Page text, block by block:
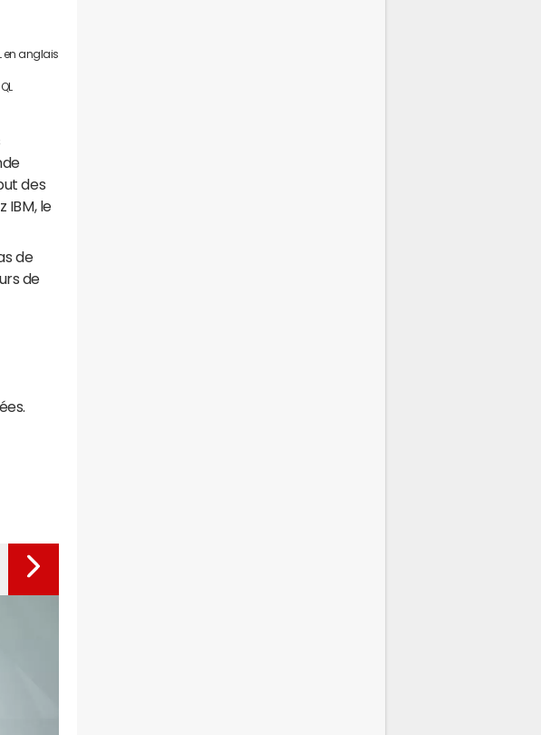
en anglais
des
IBM, le
de
de